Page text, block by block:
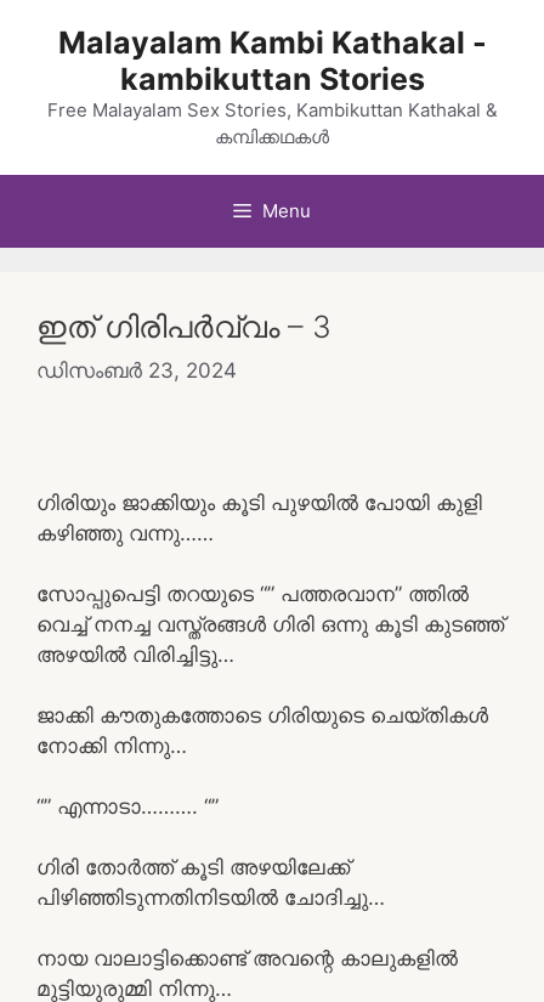
Malayalam Kambi Kathakal -
kambikuttan Stories
Free Malayalam Sex Stories, Kambikuttan Kathakal &
കമ്പിക്കഥകൾ
Menu
ഇത് ഗിരിപർവ്വം – 3
ഡിസംബർ 23, 2024
ഗിരിയും ജാക്കിയും കൂടി പുഴയിൽ പോയി കുളി
കഴിഞ്ഞു വന്നു……
സോപ്പുപെട്ടി തറയുടെ “” പത്തരവാന” ത്തിൽ
വെച്ച് നനച്ച വസ്ത്രങ്ങൾ ഗിരി ഒന്നു കൂടി കുടഞ്ഞ്
അഴയിൽ വിരിച്ചിട്ടു…
ജാക്കി കൗതുകത്തോടെ ഗിരിയുടെ ചെയ്തികൾ
നോക്കി നിന്നു…
“” എന്നാടാ………. “”
ഗിരി തോർത്ത് കൂടി അഴയിലേക്ക്
പിഴിഞ്ഞിടുന്നതിനിടയിൽ ചോദിച്ചു…
നായ വാലാട്ടിക്കൊണ്ട് അവന്റെ കാലുകളിൽ
മുട്ടിയുരുമ്മി നിന്നു…